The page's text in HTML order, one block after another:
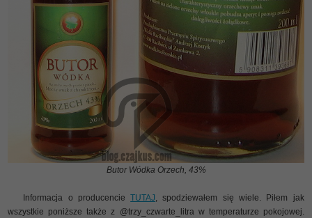
Butor Wódka Orzech, 43%
Informacja o producencieTUTAJ, spodziewałem się wiele. Piłem jak
wszystkie poniższe także z @trzy_czwarte_litra w temperaturze pokojowej.